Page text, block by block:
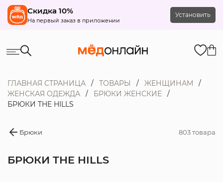
Скидка 10%
На первый заказ в приложении
Установить
ГЛАВНАЯ СТРАНИЦА ТОВАРЫ
ЖЕНЩИНАМ
ЖЕНСКАЯ ОДЕЖДА
БРЮКИ ЖЕНСКИЕ
БРЮКИ THE HILLS
Брюки 803 товара
БРЮКИ THE HILLS